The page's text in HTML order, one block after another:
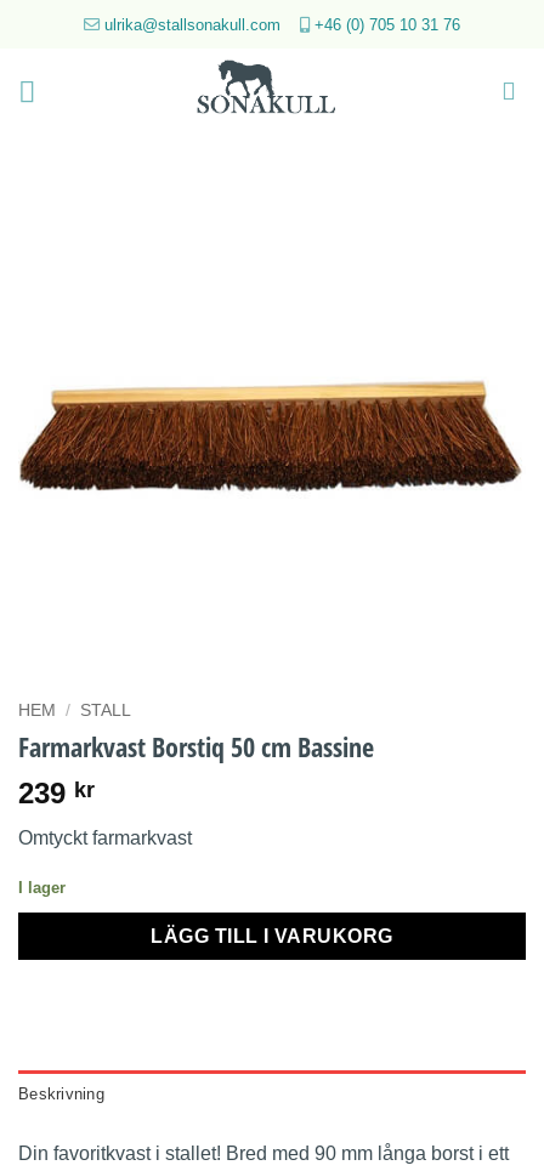
ulrika@stallsonakull.com +46 (0) 705 10 31 76
HEM / STALL
Farmarkvast Borstiq 50 cm Bassine
239 kr
Omtyckt farmarkvast
I lager
LÄGG TILL I VARUKORG
Beskrivning
Din favoritkvast i stallet! Bred med 90 mm långa borst i ett